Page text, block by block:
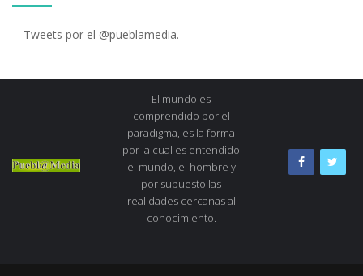
Tweets por el @pueblamedia.
El mundo es
comprendido por el
paradigma, es la forma
por la cual es entendido
el mundo, el hombre y
por supuesto las
realidades cercanas al
conocimiento.